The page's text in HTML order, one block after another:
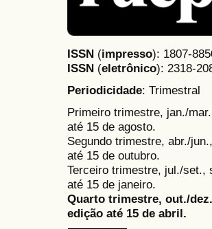
ISSN (impresso): 1807-
ISSN (eletrônico): 2318-
Periodicidade: Trimestral
Primeiro trimestre, jan./
até 15 de agosto.
Segundo trimestre, abr./
até 15 de outubro.
Terceiro trimestre, jul./set.,
até 15 de janeiro.
Quarto trimestre, out./
edição até 15 de abril.